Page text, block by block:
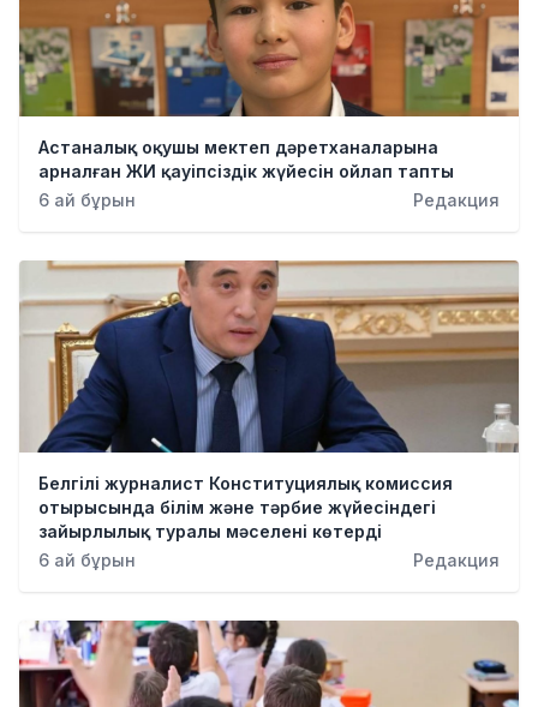
Астаналық оқушы мектеп дәретханаларына
арналған ЖИ қауіпсіздік жүйесін ойлап тапты
6 ай бұрын
Редакция
Белгілі журналист Конституциялық комиссия
отырысында білім және тәрбие жүйесіндегі
зайырлылық туралы мәселені көтерді
6 ай бұрын
Редакция